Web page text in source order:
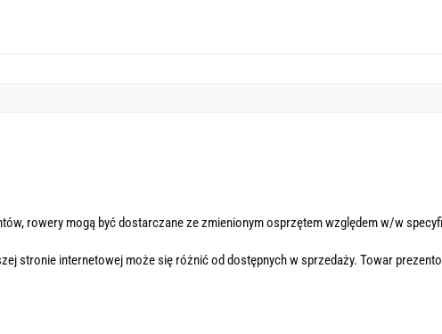
rowery mogą być dostarczane ze zmienionym osprzętem względem w/w
stronie internetowej może się różnić od dostępnych w sprzedaży. Towar